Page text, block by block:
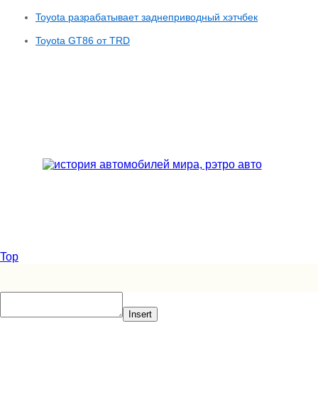
Toyota разрабатывает заднеприводный хэтчбек
Toyota GT86 от TRD
Top
Insert